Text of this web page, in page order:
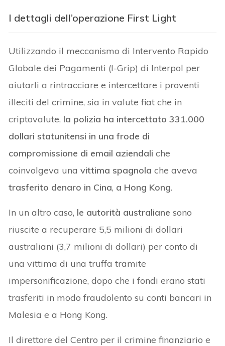
I dettagli dell’operazione First Light
Utilizzando il meccanismo di Intervento Rapido
Globale dei Pagamenti (I-Grip) di Interpol per
aiutarli a rintracciare e intercettare i proventi
illeciti del crimine, sia in valute fiat che in
criptovalute, la polizia ha intercettato 331.000
dollari statunitensi in una frode di
compromissione di email aziendaliche
coinvolgeva unavittima spagnola che aveva
trasferito denaro in Cina, a Hong Kong.
In un altro caso, le autorità australiane sono
riuscite a recuperare 5,5 milioni di dollari
australiani (3,7 milioni di dollari) per conto di
una vittima di una truffa tramite
impersonificazione, dopo che i fondi erano stati
trasferiti in modo fraudolento su conti bancari in
Malesia e a Hong Kong.
Il direttore del Centro per il crimine finanziario e